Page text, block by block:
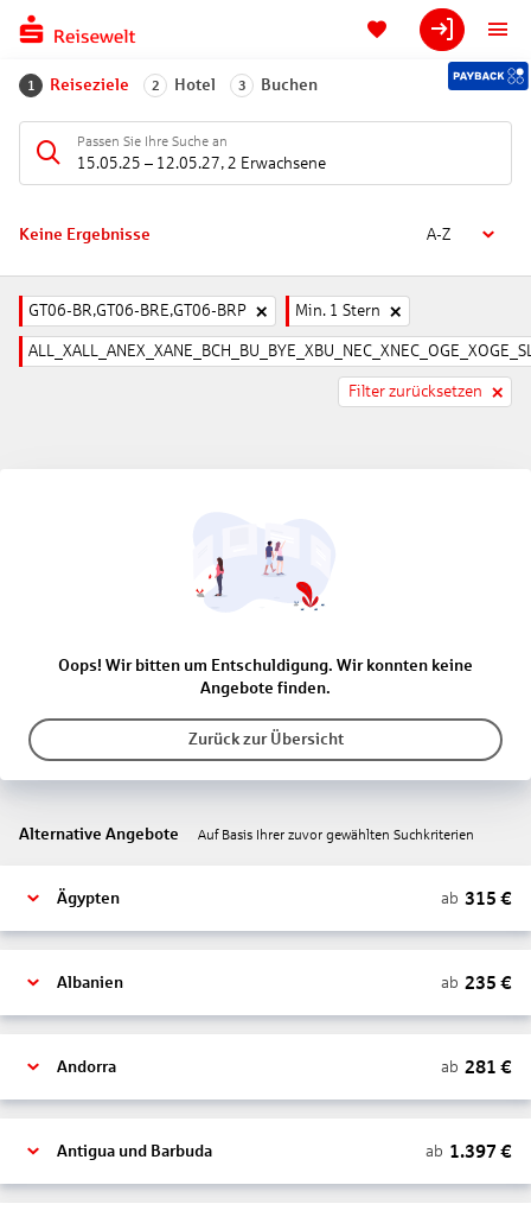
1 Reiseziele 2 Hotel 3 Buchen
Passen Sie Ihre Suche an
15.05.25 – 12.05.27, 2 Erwachsene
Keine Ergebnisse A-Z
GT06-BR,GT06-BRE,GT06-BRP Min. 1 Stern
Filter zurücksetzen
Oops! Wir bitten um Entschuldigung. Wir konnten keine
Angebote finden.
Zurück zur Übersicht
Alternative Angebote Auf Basis Ihrer zuvor gewählten Suchkriterien
Ägypten ab 315 €
Albanien ab 235 €
Andorra ab 281 €
Antigua und Barbuda ab 1.397 €